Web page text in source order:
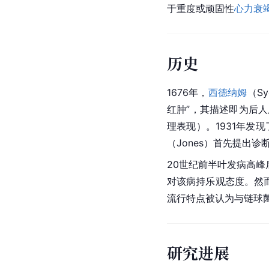
于重度或顽固性心力衰
历史
1676年， 西德纳姆 （
红肿”，其描述即为后
理表现）。1931年发现
（Jones）首先提出诊
20世纪前半叶发病高
对该病持乐观态度。然
流行特点被认为与链球
研究进展